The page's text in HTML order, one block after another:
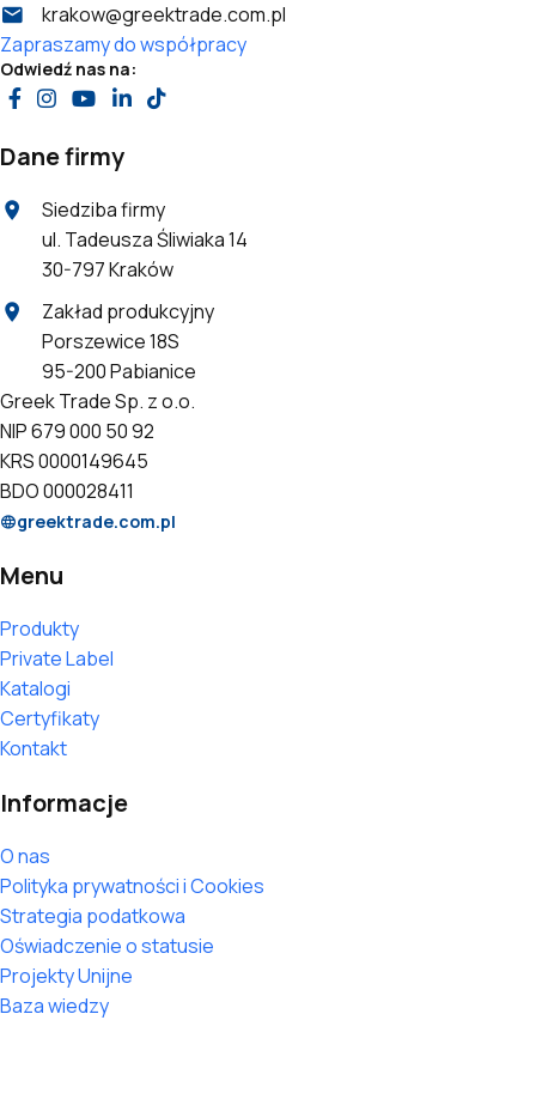
krakow@greektrade.com.pl
Zapraszamy do współpracy
Odwiedź nas na:
Dane firmy
Siedziba firmy
ul. Tadeusza Śliwiaka 14
30-797 Kraków
Zakład produkcyjny
Porszewice 18S
95-200 Pabianice
Greek Trade Sp. z o.o.
NIP 679 000 50 92
KRS 0000149645
BDO 000028411
greektrade.com.pl
Menu
Produkty
Private Label
Katalogi
Certyfikaty
Kontakt
Informacje
O nas
Polityka prywatności i Cookies
Strategia podatkowa
Oświadczenie o statusie
Projekty Unijne
Baza wiedzy